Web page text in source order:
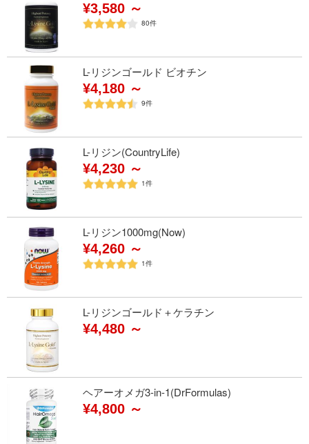
¥3,580 ～
80件
L-リジンゴールド ビオチン
¥4,180 ～
9件
L-リジン(CountryLife)
¥4,230 ～
1件
L-リジン1000mg(Now)
¥4,260 ～
1件
L-リジンゴールド＋ケラチン
¥4,480 ～
ヘアーオメガ3-in-1(DrFormulas)
¥4,800 ～